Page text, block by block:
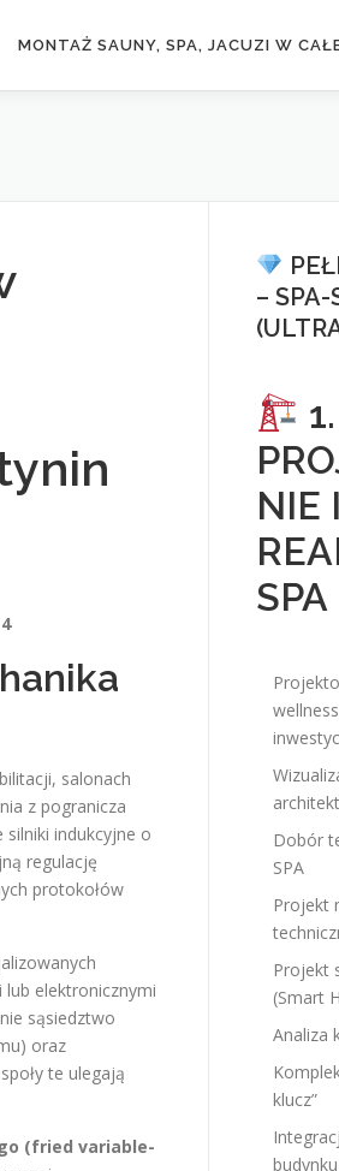
MONTAŻ SAUNY, SPA, JACUZI W
salonach
z pogranicza
indukcyjne o
regulację
protokołów
elektronicznymi
sąsiedztwo
oraz
te ulegają
(fried variable-
– SPA-
1.
NIE I
SPA
Dobór
SPA
Projekt
Projekt
(Smart
Analiza
klucz”